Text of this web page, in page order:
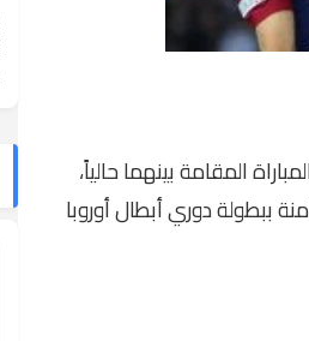
الشوط الأول من المباراة المقامة بينهما حالياً،
ببطولة دوري أبطال أوروبا